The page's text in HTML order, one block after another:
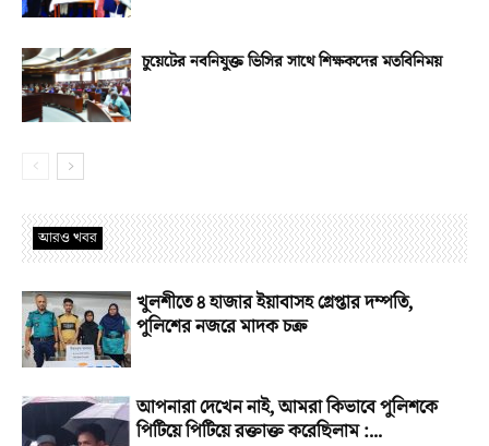
চুয়েটের নবনিযুক্ত ভিসির সাথে শিক্ষকদের মতবিনিময়
আরও খবর
খুলশীতে ৪ হাজার ইয়াবাসহ গ্রেপ্তার দম্পতি,
পুলিশের নজরে মাদক চক্র
আপনারা দেখেন নাই, আমরা কিভাবে পুলিশকে
পিটিয়ে পিটিয়ে রক্তাক্ত করেছিলাম :...